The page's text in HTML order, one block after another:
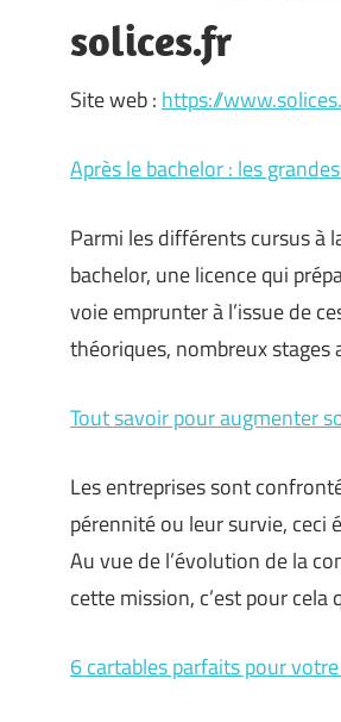
solices.fr
Site web : https://
Après le bachelor : les
Parmi les différents cursus à
bachelor, une licence qui
voie emprunter à l’issue de
théoriques, nombreux stages
Tout savoir pour augmenter
Les entreprises sont
pérennité ou leur survie, ceci
Au vue de l’évolution de la
cette mission, c’est pour
6 cartables parfaits pour